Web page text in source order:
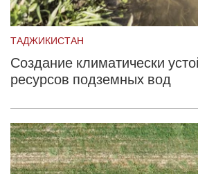
ТАДЖИКИСТАН
Создание климатически
ресурсов подземных вод